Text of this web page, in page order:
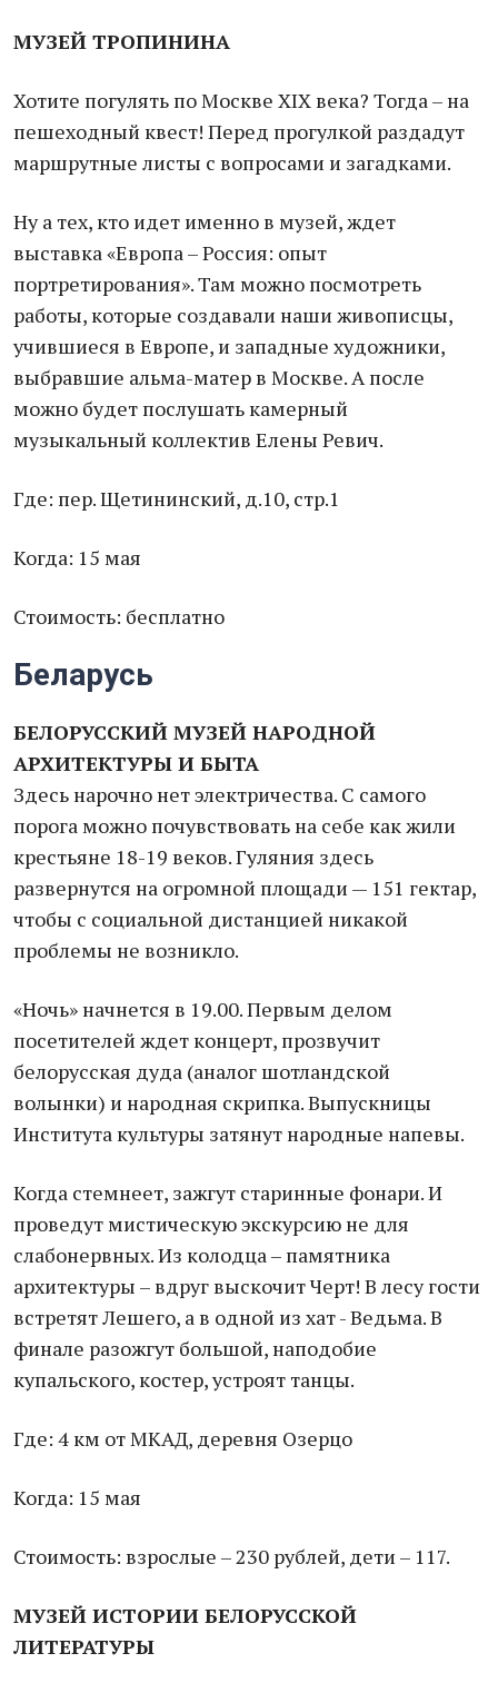
МУЗЕЙ ТРОПИНИНА
Хотите погулять по Москве ХIX века? Тогда – на
пешеходный квест! Перед прогулкой раздадут
маршрутные листы с вопросами и загадками.
Ну а тех, кто идет именно в музей, ждет
выставка «Европа – Россия: опыт
портретирования». Там можно посмотреть
работы, которые создавали наши живописцы,
учившиеся в Европе, и западные художники,
выбравшие альма-матер в Москве. А после
можно будет послушать камерный
музыкальный коллектив Елены Ревич.
Где: пер. Щетининский, д.10, стр.1
Когда: 15 мая
Стоимость: бесплатно
Беларусь
БЕЛОРУССКИЙ МУЗЕЙ НАРОДНОЙ
АРХИТЕКТУРЫ И БЫТА
Здесь нарочно нет электричества. С самого
порога можно почувствовать на себе как жили
крестьяне 18-19 веков. Гуляния здесь
развернутся на огромной площади — 151 гектар,
чтобы с социальной дистанцией никакой
проблемы не возникло.
«Ночь» начнется в 19.00. Первым делом
посетителей ждет концерт, прозвучит
белорусская дуда (аналог шотландской
волынки) и народная скрипка. Выпускницы
Института культуры затянут народные напевы.
Когда стемнеет, зажгут старинные фонари. И
проведут мистическую экскурсию не для
слабонервных. Из колодца – памятника
архитектуры – вдруг выскочит Черт! В лесу гости
встретят Лешего, а в одной из хат - Ведьма. В
финале разожгут большой, наподобие
купальского, костер, устроят танцы.
Где: 4 км от МКАД, деревня Озерцо
Когда: 15 мая
Стоимость: взрослые – 230 рублей, дети – 117.
МУЗЕЙ ИСТОРИИ БЕЛОРУССКОЙ
ЛИТЕРАТУРЫ